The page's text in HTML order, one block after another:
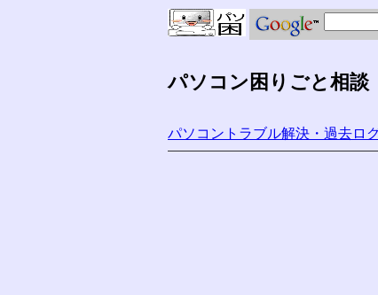
パソコン困りごと相談
パソコントラブル解決・過去ロ